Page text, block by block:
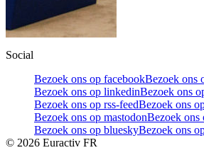
Social
Bezoek ons op facebookBezoek ons
Bezoek ons op linkedinBezoek ons
Bezoek ons op rss-feedBezoek ons
Bezoek ons op mastodonBezoek ons
Bezoek ons op blueskyBezoek ons
© 2026 Euractiv FR